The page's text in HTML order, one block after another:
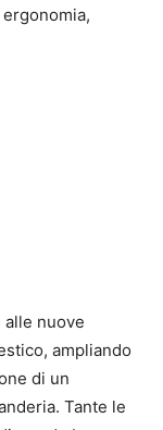
nuove
ampliando
di un
Tante le